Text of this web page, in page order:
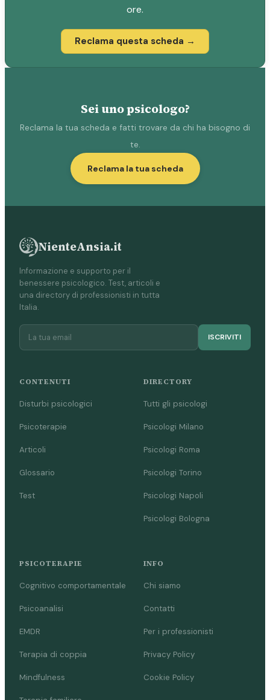
ore.
Reclama questa scheda →
Sei uno psicologo?
Reclama la tua scheda e fatti trovare da chi ha bisogno di
te.
Reclama la tua scheda
NienteAnsia.it
Informazione e supporto per il
benessere psicologico. Test, articoli e
una directory di professionisti in tutta
Italia.
ISCRIVITI
CONTENUTI
Disturbi psicologici
Psicoterapie
Articoli
Glossario
Test
DIRECTORY
Tutti gli psicologi
Psicologi Milano
Psicologi Roma
Psicologi Torino
Psicologi Napoli
Psicologi Bologna
PSICOTERAPIE
Cognitivo comportamentale
Psicoanalisi
EMDR
Terapia di coppia
Mindfulness
INFO
Chi siamo
Contatti
Per i professionisti
Privacy Policy
Cookie Policy